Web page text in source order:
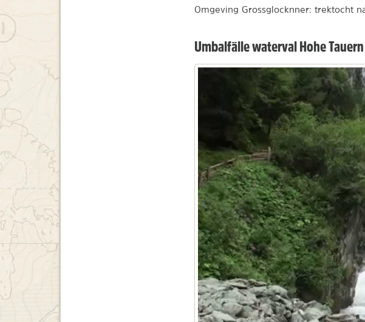
Omgeving Grossglocknner: trektocht
Umbalfälle waterval Hohe Tauern